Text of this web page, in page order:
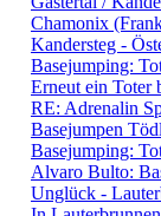
Chamonix
Kandersteg -
Basejumping:
Erneut ein Toter
RE: Adrenalin
Basejumpen
Basejumping:
Alvaro Bulto:
Unglück -